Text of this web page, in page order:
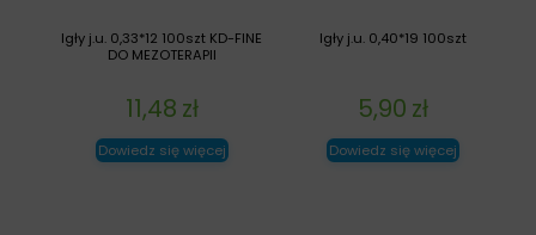
Igły j.u. 0,40*19 100szt
5,90 zł
Dowiedz się więcej
Igły j.u. 0,33*12 100szt KD-FINE
DO MEZOTERAPII
11,48 zł
Dowiedz się więcej